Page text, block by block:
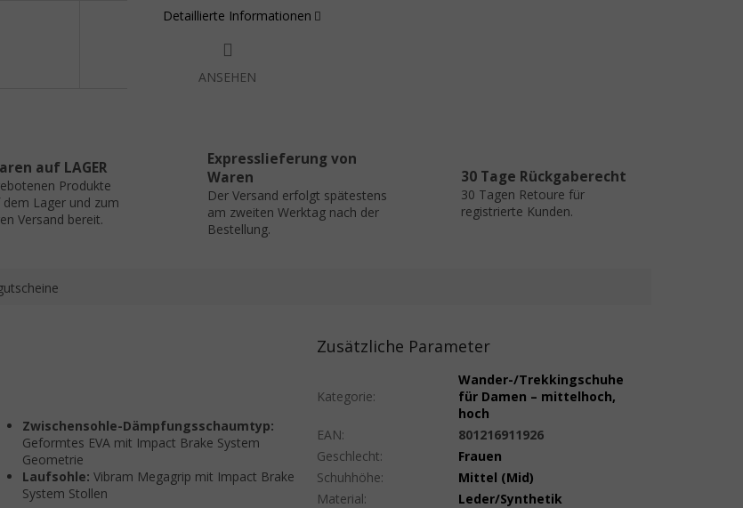
Detaillierte Informationen
ANSEHEN
auf LAGER
Produkte
dem Lager und zum
Versand bereit.
Expresslieferung von
Waren
Der Versand erfolgt spätestens
am zweiten Werktag nach der
Bestellung.
30 Tage Rückgaberecht
30 Tagen Retoure für
registrierte Kunden.
Zwischensohle-Dämpfungsschaumtyp:
Geformtes EVA mit Impact Brake System
Geometrie
Laufsohle: Vibram Megagrip mit Impact Brake
System Stollen
Zusätzliche Parameter
Kategorie:
Wander-/Trekkingschuhe
für Damen – mittelhoch,
hoch
EAN:
801216911926
Geschlecht:
Frauen
Schuhhöhe:
Mittel (Mid)
Material:
Leder/Synthetik